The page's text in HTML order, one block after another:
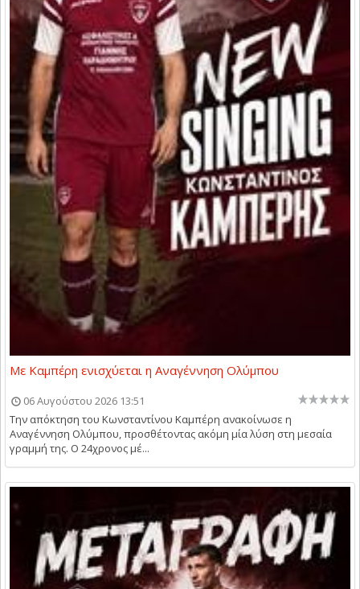
Με Καμπέρη ενισχύεται η Αναγέννηση Ολύμπου
06 Αυγούστου 2026 13:51
Την απόκτηση του Κωνσταντίνου Καμπέρη ανακοίνωσε η
Αναγέννηση Ολύμπου, προσθέτοντας ακόμη μία λύση στη μεσαία
γραμμή της. Ο 24χρονος μέ...